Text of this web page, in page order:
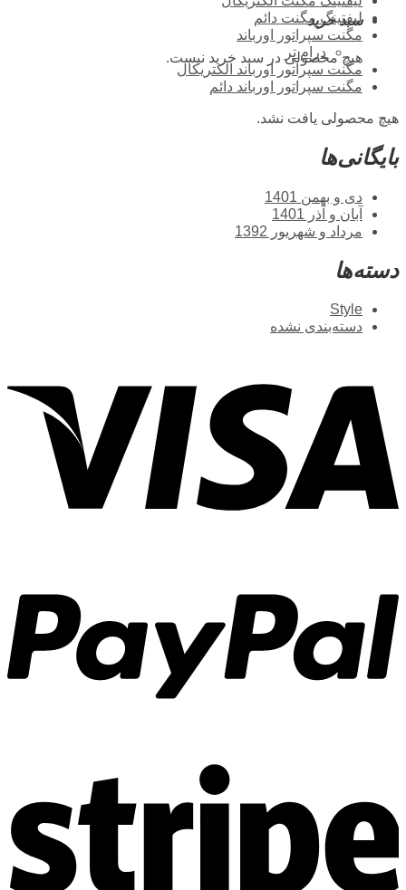
سبد خرید
هیچ محصولی در سبد خرید نیست.
لیفتینگ مگنت دائم
مگنت سپراتور اورباند
درام تر
مگنت سپراتور اورباند الکتریکال
مگنت سپراتور اورباند دائم
هیچ محصولی یافت نشد.
بایگانی‌ها
دی و بهمن 1401
آبان و آذر 1401
مرداد و شهریور 1392
دسته‌ها
Style
دسته‌بندی نشده